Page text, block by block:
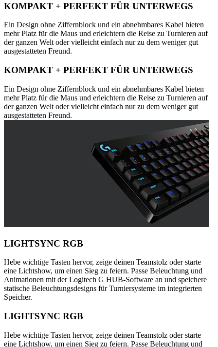
KOMPAKT + PERFEKT FÜR UNTERWEGS
Ein Design ohne Ziffernblock und ein abnehmbares Kabel bieten
mehr Platz für die Maus und erleichtern die Reise zu Turnieren auf
der ganzen Welt oder vielleicht einfach nur zu dem weniger gut
ausgestatteten Freund.
KOMPAKT + PERFEKT FÜR UNTERWEGS
Ein Design ohne Ziffernblock und ein abnehmbares Kabel bieten
mehr Platz für die Maus und erleichtern die Reise zu Turnieren auf
der ganzen Welt oder vielleicht einfach nur zu dem weniger gut
ausgestatteten Freund.
LIGHTSYNC RGB
Hebe wichtige Tasten hervor, zeige deinen Teamstolz oder starte
eine Lichtshow, um einen Sieg zu feiern. Passe Beleuchtung und
Animationen mit der Logitech G HUB-Software an und speichere
statische Beleuchtungsdesigns für Turniersysteme im integrierten
Speicher.
LIGHTSYNC RGB
Hebe wichtige Tasten hervor, zeige deinen Teamstolz oder starte
eine Lichtshow, um einen Sieg zu feiern. Passe Beleuchtung und